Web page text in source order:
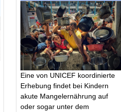
Eine von UNICEF koordinierte
Erhebung findet bei Kindern
akute Mangelernährung auf
oder sogar unter dem